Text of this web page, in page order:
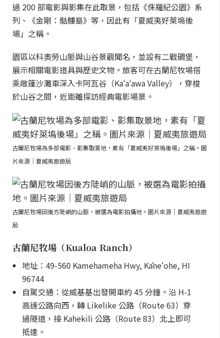
過 200 部電影與影集在此取景，包括《侏羅紀公園》系
列、《金剛：骷髏島》等，因此有「夏威夷好萊塢後
場」之稱。
園區以科奧勞山脈與山谷景觀聞名，並設有二戰碉堡，
展示相關電影道具與歷史文物。旅客可在古蘭尼牧場搭
乘敞篷沙灘車深入卡阿瓦谷（Kaʻaʻawa Valley），穿梭
於山谷之間，近距離探訪經典電影場景。
古蘭尼牧場為多部電影、影集取景地，素有「夏威夷好萊塢後場」之稱。圖
片來源｜夏威夷旅遊局
古蘭尼牧場因後方陡峭的山脈，被選為電影拍攝地。圖片來源｜夏威夷旅遊
局
古蘭尼牧場（Kualoa Ranch）
地址：49-560 Kamehameha Hwy, Kāneʻohe, HI
96744
自駕交通：從威基基出發開車約 45 分鐘。沿 H-1
高速公路向西，轉 Likelike 公路（Route 63）穿
過隧道，接 Kahekili 公路（Route 83）北上即可
抵達。